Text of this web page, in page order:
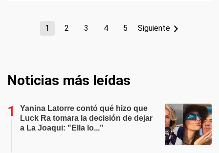
1 2 3 4 5 Siguiente
Noticias más leídas
Yanina Latorre contó qué hizo que
Luck Ra tomara la decisión de dejar
a La Joaqui: "Ella lo..."